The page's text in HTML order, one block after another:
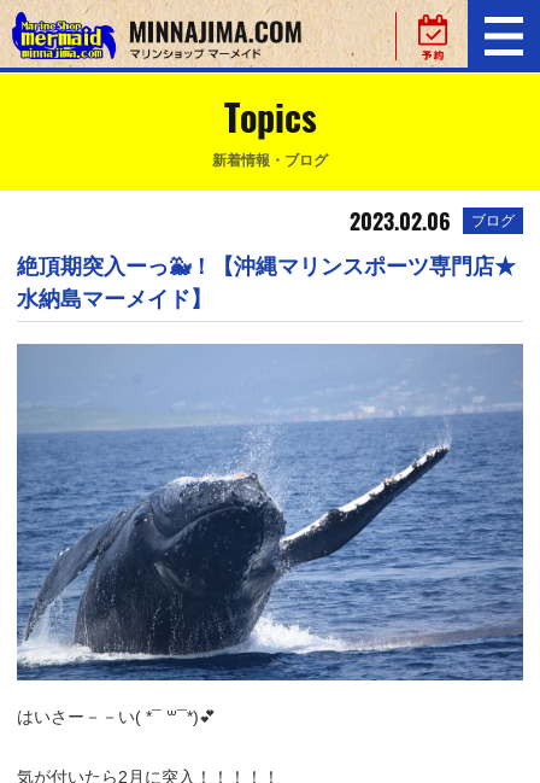
Topics
新着情報・ブログ
2023.02.06 ブログ
絶頂期突入ーっ🐳！【沖縄マリンスポーツ専門店★
水納島マーメイド】
はいさー－－い( *¯ ꒳¯*)💕
気が付いたら2月に突入！！！！！